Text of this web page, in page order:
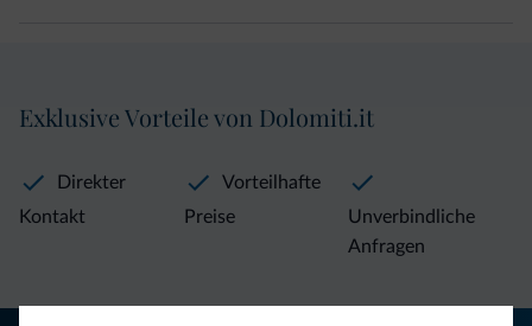
Exklusive Vorteile von Dolomiti.it
Direkter
Kontakt
Vorteilhafte
Preise
Unverbindliche
Anfragen